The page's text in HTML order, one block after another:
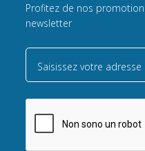
Profitez de nos
newsletter
Saisissez votre adresse